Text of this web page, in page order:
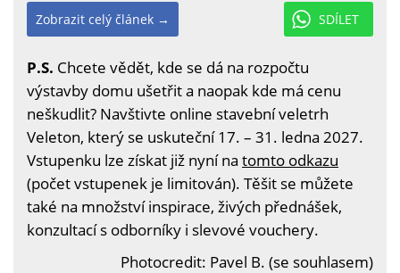
SDÍLET
Zobrazit celý článek →
P.S. Chcete vědět, kde se dá na rozpočtu
výstavby domu ušetřit a naopak kde má cenu
neškudlit? Navštivte online stavební veletrh
Veleton, který se uskuteční 17. – 31. ledna 2027.
Vstupenku lze získat již nyní na tomto odkazu
(počet vstupenek je limitován). Těšit se můžete
také na množství inspirace, živých přednášek,
konzultací s odborníky i slevové vouchery.
Photocredit: Pavel B. (se souhlasem)